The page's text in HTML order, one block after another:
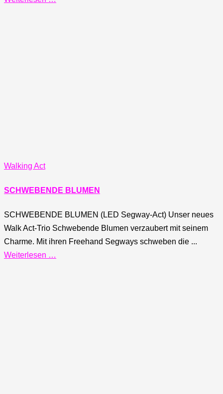
Walking Act
SCHWEBENDE BLUMEN
SCHWEBENDE BLUMEN (LED Segway-Act) Unser neues
Walk Act-Trio Schwebende Blumen verzaubert mit seinem
Charme. Mit ihren Freehand Segways schweben die ...
Weiterlesen …